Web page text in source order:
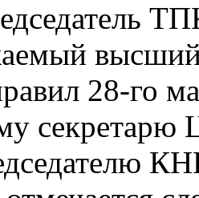
высший
28-го